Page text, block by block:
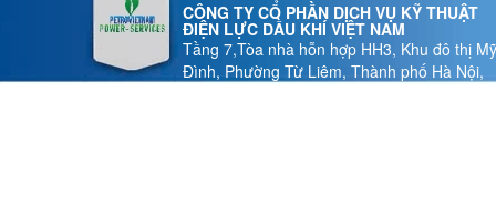
CÔNG TY CỔ PHẦN DỊCH VỤ KỸ THUẬT
ĐIỆN LỰC DẦU KHÍ VIỆT NAM
Tầng 7,Tòa nhà hỗn hợp HH3, Khu đô thị Mỹ
Đình, Phường Từ Liêm, Thành phố Hà Nội,